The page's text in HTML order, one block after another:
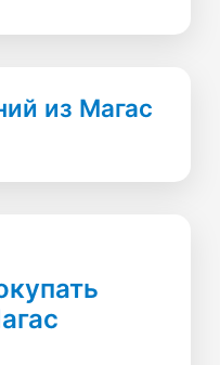
из Магас